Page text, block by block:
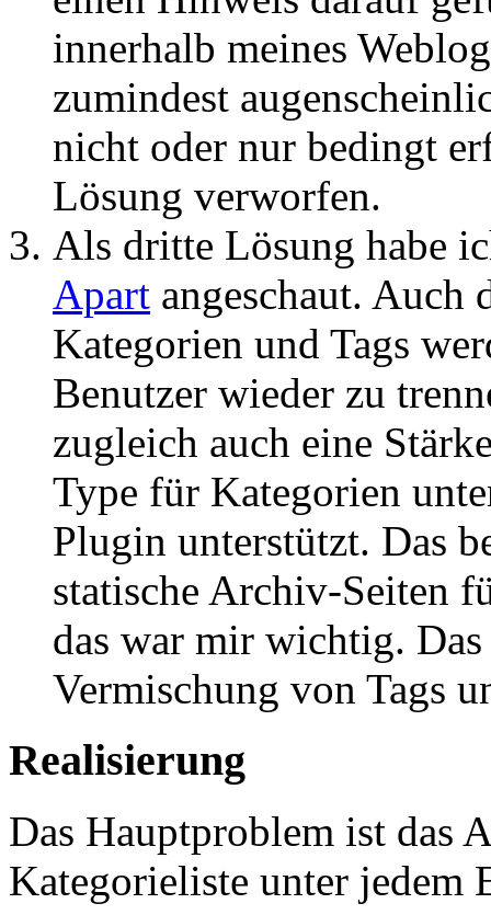
innerhalb meines
zumindest
nicht oder nur bedingt
Lösung verworfen.
Als dritte Lösung habe
Apart angeschaut. Auch
Kategorien und Tags
Benutzer wieder zu
zugleich auch eine
Type für Kategorien
Plugin unterstützt. Das
statische Archiv-Seiten
das war mir wichtig.
Vermischung von Tags
Realisierung
Das Hauptproblem ist das
Kategorieliste unter jedem